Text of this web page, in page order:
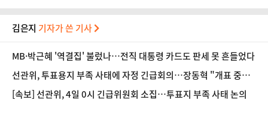
김은지 기자가 쓴 기사
MB·박근혜 '역결집' 불렀나…전직 대통령 카드도 판세 못 흔들었다
선관위, 투표용지 부족 사태에 자정 긴급회의…장동혁 "개표 중단"
요구
[속보] 선관위, 4일 0시 긴급위원회 소집…투표지 부족 사태 논의